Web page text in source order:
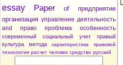
essay
Paper of
предприятие
организация управление деятельность
and
право проблема особенность
современный социальный учет
правый
культура
метода характеристика
правовой
технология расчет человек средство русский